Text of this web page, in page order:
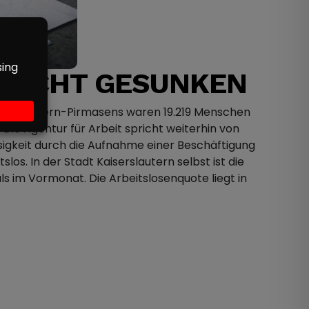
GESUNKEN
Pirmasens waren 19.219 Menschen
Die Agentur für Arbeit spricht weiterhin von
durch die Aufnahme einer Beschäftigung
In der Stadt Kaiserslautern selbst ist die
im Vormonat. Die Arbeitslosenquote liegt in